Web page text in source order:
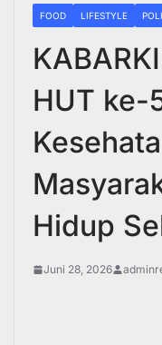
FOOD LIFESTYLE
HUT ke-
Hidup
Juni 28, 2026